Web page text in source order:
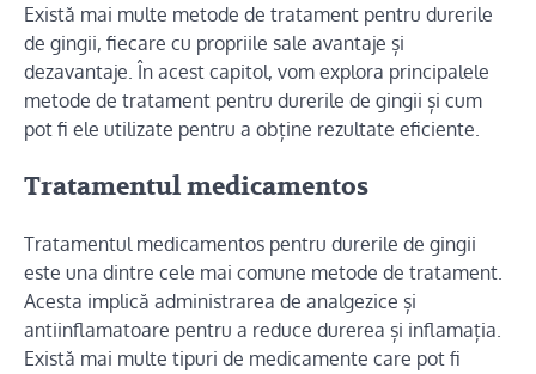
Există mai multe metode de tratament pentru durerile
de gingii, fiecare cu propriile sale avantaje și
dezavantaje. În acest capitol, vom explora principalele
metode de tratament pentru durerile de gingii și cum
pot fi ele utilizate pentru a obține rezultate eficiente.
Tratamentul medicamentos
Tratamentul medicamentos pentru durerile de gingii
este una dintre cele mai comune metode de tratament.
Acesta implică administrarea de analgezice și
antiinflamatoare pentru a reduce durerea și inflamația.
Există mai multe tipuri de medicamente care pot fi